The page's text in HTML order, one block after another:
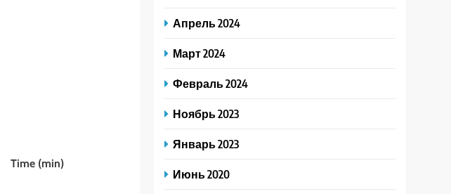
Time (min)
Апрель 2024
Март 2024
Февраль 2024
Ноябрь 2023
Январь 2023
Июнь 2020